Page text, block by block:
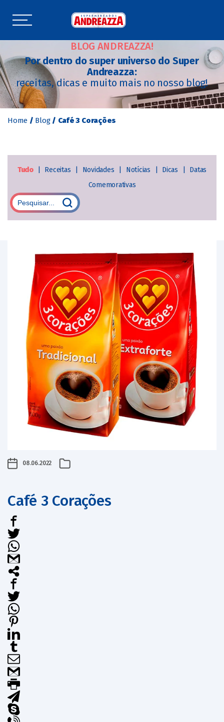
BLOG ANDREAZZA!
Por dentro do super universo do Super
Andreazza:
receitas, dicas e muito mais no nosso blog!
Home / Blog / Café 3 Corações
Tudo Receitas Novidades Notícias Dicas
Datas
Comemorativas
08.06.2022
Café 3 Corações